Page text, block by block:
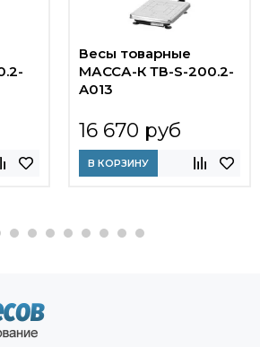
Весы товарные
МАССА-К ТВ-S-200.2-
A013
16 670 руб
В КОРЗИНУ